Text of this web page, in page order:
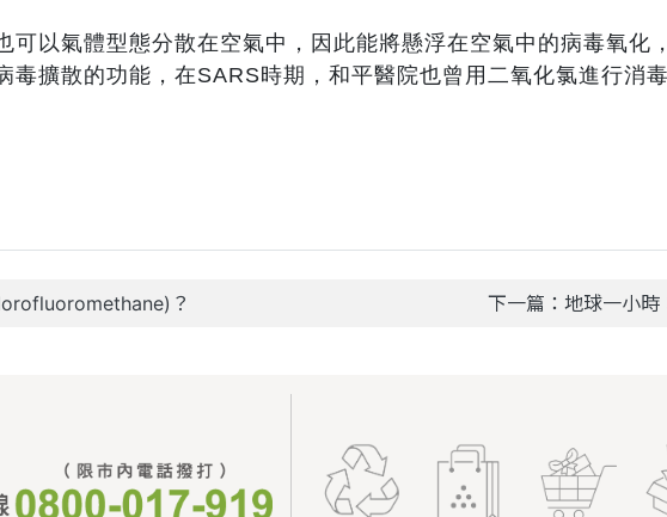
可以氣體型態分散在空氣中，因此能將懸浮在空氣中的病毒氧化
毒擴散的功能，在SARS時期，和平醫院也曾用二氧化氯進行消毒
？ 下一篇：地球一小時